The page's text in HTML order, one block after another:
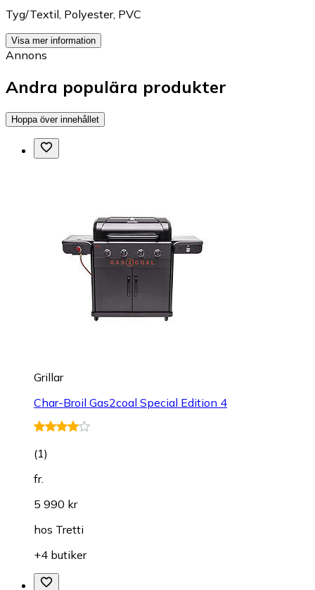
Tyg/Textil, Polyester, PVC
Visa mer information
Annons
Andra populära produkter
Hoppa över innehållet
Grillar
Char-Broil Gas2coal Special Edition 4
(1)
fr.
5 990 kr
hos Tretti
+4 butiker